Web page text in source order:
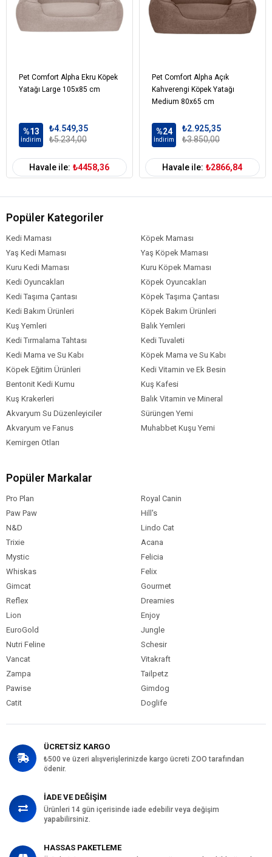
Pet Comfort Alpha Ekru Köpek
Yatağı Large 105x85 cm
%13
İndirim
₺4.549,35
₺5.234,00
Havale ile: ₺4458,36
Pet Comfort Alpha Açık
Kahverengi Köpek Yatağı
Medium 80x65 cm
%24
İndirim
₺2.925,35
₺3.850,00
Havale ile: ₺2866,84
Popüler Kategoriler
Kedi Maması
Köpek Maması
Yaş Kedi Maması
Yaş Köpek Maması
Kuru Kedi Maması
Kuru Köpek Maması
Kedi Oyuncakları
Köpek Oyuncakları
Kedi Taşıma Çantası
Köpek Taşıma Çantası
Kedi Bakım Ürünleri
Köpek Bakım Ürünleri
Kuş Yemleri
Balık Yemleri
Kedi Tırmalama Tahtası
Kedi Tuvaleti
Kedi Mama ve Su Kabı
Köpek Mama ve Su Kabı
Köpek Eğitim Ürünleri
Kedi Vitamin ve Ek Besin
Bentonit Kedi Kumu
Kuş Kafesi
Kuş Krakerleri
Balık Vitamin ve Mineral
Akvaryum Su Düzenleyiciler
Sürüngen Yemi
Akvaryum ve Fanus
Muhabbet Kuşu Yemi
Kemirgen Otları
Popüler Markalar
Pro Plan
Royal Canin
Paw Paw
Hill's
N&D
Lindo Cat
Trixie
Acana
Mystic
Felicia
Whiskas
Felix
Gimcat
Gourmet
Reflex
Dreamies
Lion
Enjoy
EuroGold
Jungle
Nutri Feline
Schesir
Vancat
Vitakraft
Zampa
Tailpetz
Pawise
Gimdog
Catit
Doglife
ÜCRETSİZ KARGO
₺500 ve üzeri alışverişlerinizde kargo ücreti ZOO tarafından
ödenir.
İADE VE DEĞİŞİM
Ürünleri 14 gün içerisinde iade edebilir veya değişim
yapabilirsiniz.
HASSAS PAKETLEME